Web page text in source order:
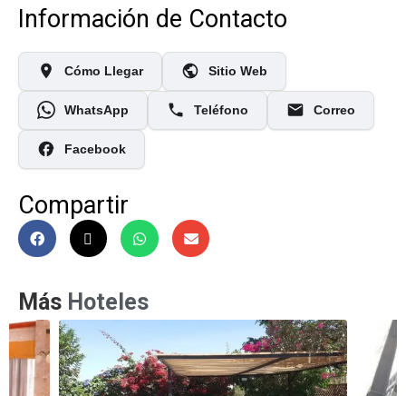
Información de Contacto
Cómo Llegar Sitio Web
WhatsApp Teléfono Correo
Facebook
Compartir
Más Hoteles